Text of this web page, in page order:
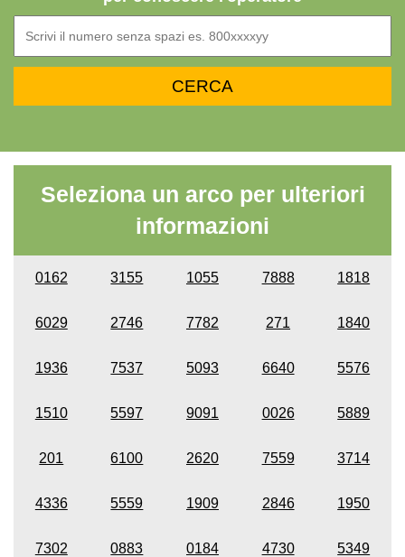
Seleziona un arco per ulteriori
informazioni
0162 3155 1055 7888 1818
6029 2746 7782 271 1840
1936 7537 5093 6640 5576
1510 5597 9091 0026 5889
201 6100 2620 7559 3714
4336 5559 1909 2846 1950
7302 0883 0184 4730 5349